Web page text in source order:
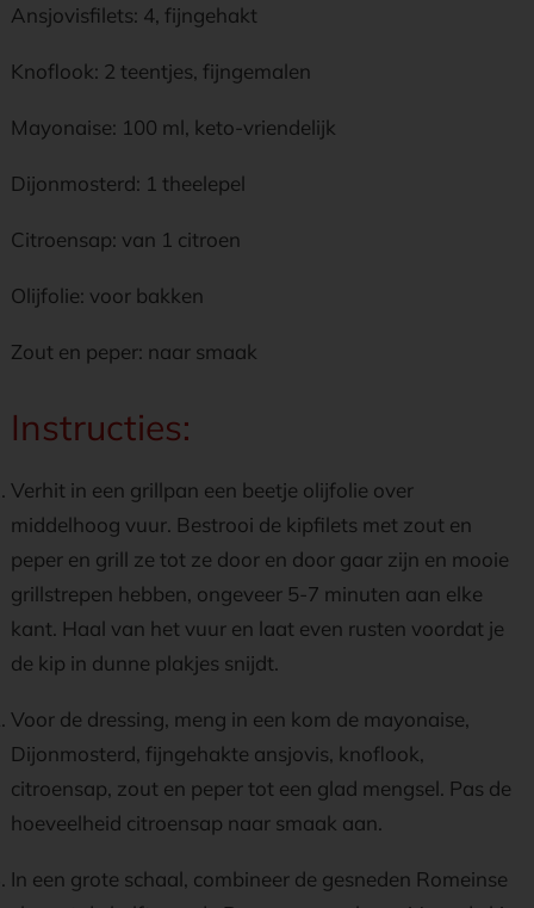
Ansjovisfilets: 4, fijngehakt
Knoflook: 2 teentjes, fijngemalen
Mayonaise: 100 ml, keto-vriendelijk
Dijonmosterd: 1 theelepel
Citroensap: van 1 citroen
Olijfolie: voor bakken
Zout en peper: naar smaak
Instructies:
Verhit in een grillpan een beetje olijfolie over
middelhoog vuur. Bestrooi de kipfilets met zout en
peper en grill ze tot ze door en door gaar zijn en mooie
grillstrepen hebben, ongeveer 5-7 minuten aan elke
kant. Haal van het vuur en laat even rusten voordat je
de kip in dunne plakjes snijdt.
Voor de dressing, meng in een kom de mayonaise,
Dijonmosterd, fijngehakte ansjovis, knoflook,
citroensap, zout en peper tot een glad mengsel. Pas de
hoeveelheid citroensap naar smaak aan.
In een grote schaal, combineer de gesneden Romeinse